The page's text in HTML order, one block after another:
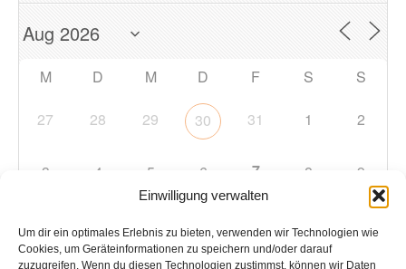
Einwilligung verwalten
Um dir ein optimales Erlebnis zu bieten, verwenden wir Technologien wie
Cookies, um Geräteinformationen zu speichern und/oder darauf
zuzugreifen. Wenn du diesen Technologien zustimmst, können wir Daten
M D M D F S S
27 28 29 30 31 1 2
3 4 5 6 7 8 9
10 11 12 13 14 15